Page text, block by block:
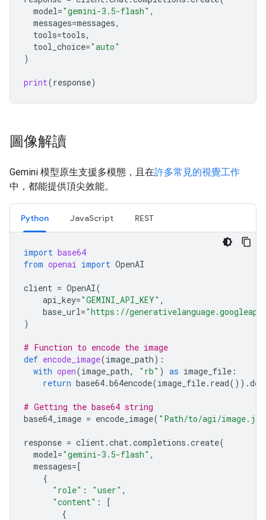
model="gemini-3.5-flash" ,
messages=messages,
tools=tools,
tool_choice="auto"
)
print(response)
圖像解讀
Gemini 模型原生支援多模態，且在許多常見的視覺工作
中，都能提供頂尖效能。
Python JavaScript REST
import base64
from openai import OpenAI
client = OpenAI(
api_key="GEMINI_API_KEY" ,
base_url="https://
)
# Function to encode the image
def encode_image(image_path):
with open(image_path, "rb" ) as image_file :
return base64.b64encode(image_file. read()) .
# Getting the base64 string
base64_image = encode_image( "Path/to/agi/
response = client.chat.completions .create(
model="gemini-3.5-flash" ,
messages=[
{
"role" : "user" ,
"content" :
[
{